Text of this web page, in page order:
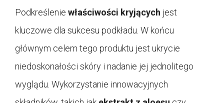
Podkreślenie właściwości kryjących jest
kluczowe dla sukcesu podkładu. W końcu
głównym celem tego produktu jest ukrycie
niedoskonałości skóry i nadanie jej jednolitego
wyglądu. Wykorzystanie innowacyjnych